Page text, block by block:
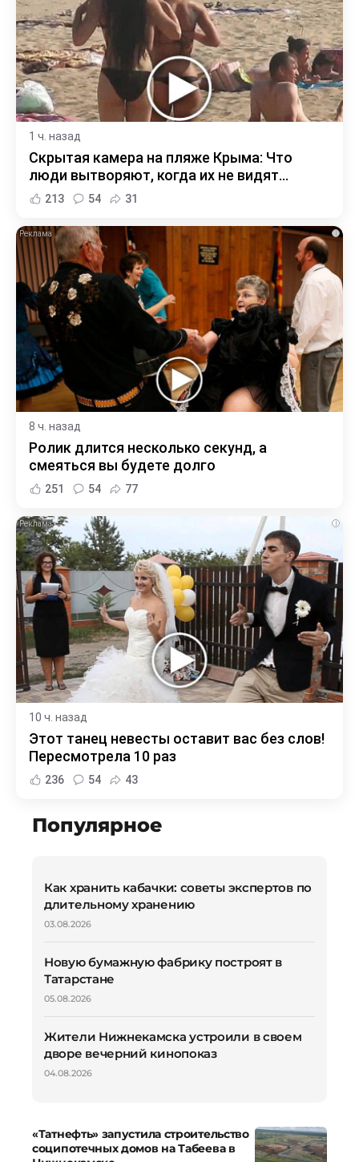
1 ч. назад
Скрытая камера на пляже Крыма: Что
люди вытворяют, когда их не видят...
213 54 31
i
8 ч. назад
Ролик длится несколько секунд, а
смеяться вы будете долго
251 54 77
i
10 ч. назад
Этот танец невесты оставит вас без слов!
Пересмотрела 10 раз
236 54 43
Популярное
Как хранить кабачки: советы экспертов по
длительному хранению
03.08.2026
Новую бумажную фабрику построят в
Татарстане
05.08.2026
Жители Нижнекамска устроили в своем
дворе вечерний кинопоказ
04.08.2026
«Татнефть» запустила строительство
соципотечных домов на Табеева в